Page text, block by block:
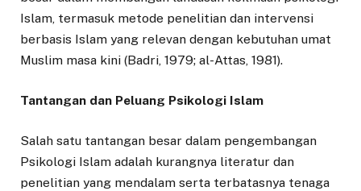
Islam, termasuk metode penelitian dan intervensi
berbasis Islam yang relevan dengan kebutuhan umat
Muslim masa kini (Badri, 1979; al-Attas, 1981).
Tantangan dan Peluang Psikologi Islam
Salah satu tantangan besar dalam pengembangan
Psikologi Islam adalah kurangnya literatur dan
penelitian yang mendalam serta terbatasnya tenaga